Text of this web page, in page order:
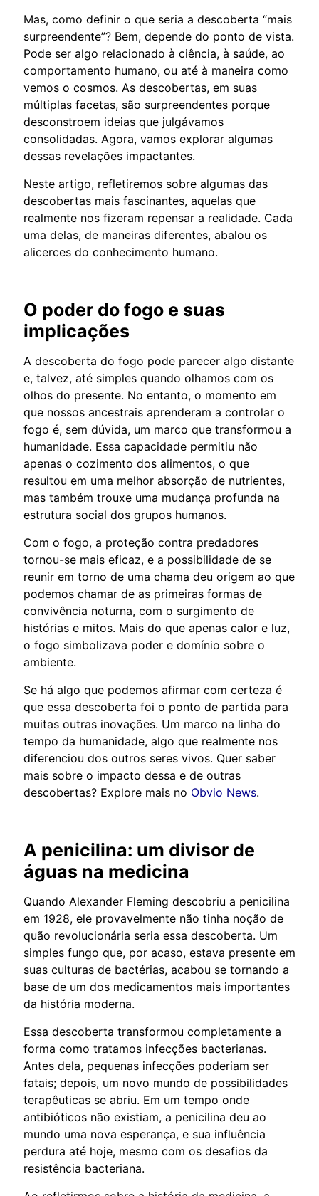
Mas, como definir o que seria a descoberta “mais
surpreendente”? Bem, depende do ponto de vista.
Pode ser algo relacionado à ciência, à saúde, ao
comportamento humano, ou até à maneira como
vemos o cosmos. As descobertas, em suas
múltiplas facetas, são surpreendentes porque
desconstroem ideias que julgávamos
consolidadas. Agora, vamos explorar algumas
dessas revelações impactantes.
Neste artigo, refletiremos sobre algumas das
descobertas mais fascinantes, aquelas que
realmente nos fizeram repensar a realidade. Cada
uma delas, de maneiras diferentes, abalou os
alicerces do conhecimento humano.
O poder do fogo e suas
implicações
A descoberta do fogo pode parecer algo distante
e, talvez, até simples quando olhamos com os
olhos do presente. No entanto, o momento em
que nossos ancestrais aprenderam a controlar o
fogo é, sem dúvida, um marco que transformou a
humanidade. Essa capacidade permitiu não
apenas o cozimento dos alimentos, o que
resultou em uma melhor absorção de nutrientes,
mas também trouxe uma mudança profunda na
estrutura social dos grupos humanos.
Com o fogo, a proteção contra predadores
tornou-se mais eficaz, e a possibilidade de se
reunir em torno de uma chama deu origem ao que
podemos chamar de as primeiras formas de
convivência noturna, com o surgimento de
histórias e mitos. Mais do que apenas calor e luz,
o fogo simbolizava poder e domínio sobre o
ambiente.
Se há algo que podemos afirmar com certeza é
que essa descoberta foi o ponto de partida para
muitas outras inovações. Um marco na linha do
tempo da humanidade, algo que realmente nos
diferenciou dos outros seres vivos. Quer saber
mais sobre o impacto dessa e de outras
descobertas? Explore mais no Obvio News.
A penicilina: um divisor de
águas na medicina
Quando Alexander Fleming descobriu a penicilina
em 1928, ele provavelmente não tinha noção de
quão revolucionária seria essa descoberta. Um
simples fungo que, por acaso, estava presente em
suas culturas de bactérias, acabou se tornando a
base de um dos medicamentos mais importantes
da história moderna.
Essa descoberta transformou completamente a
forma como tratamos infecções bacterianas.
Antes dela, pequenas infecções poderiam ser
fatais; depois, um novo mundo de possibilidades
terapêuticas se abriu. Em um tempo onde
antibióticos não existiam, a penicilina deu ao
mundo uma nova esperança, e sua influência
perdura até hoje, mesmo com os desafios da
resistência bacteriana.